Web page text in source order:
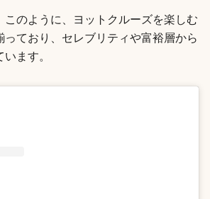
のように、ヨットクルーズを楽しむ
ており、セレブリティや富裕層から
ます。